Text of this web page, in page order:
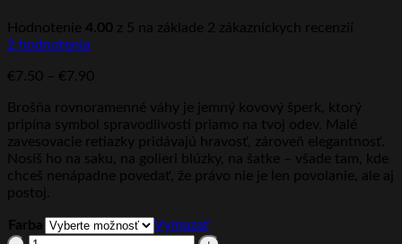
Hodnotenie 4.00 z 5 na základe 2 zákazníckych recenzií
2 hodnotenia
€7.50 – €7.90
€7.50
through
€7.90
Brošňa rovnoramenné váhy je jemný kovový šperk, ktorý
pripína symbol spravodlivosti priamo na tvoj odev. Malé
zavesovacie retiazky pridávajú hravosť, zároveň elegantnosť.
Nosíš ho na saku, na golieri blúzky, na šatke – všade tam, kde
chceš nenápadne povedať, že právo nie je len povolanie, ale aj
postoj.
Farba
Vymazať